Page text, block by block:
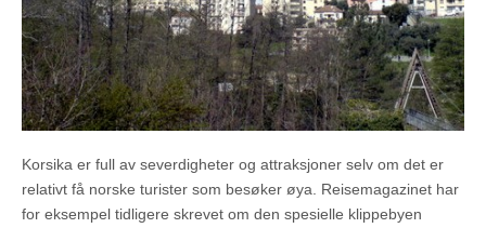
Korsika er full av severdigheter og attraksjoner selv om det er
relativt få norske turister som besøker øya. Reisemagazinet har
for eksempel tidligere skrevet om den spesielle klippebyen